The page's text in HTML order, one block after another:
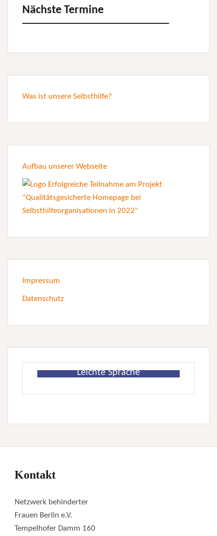
Nächste Termine
Was ist unsere Selbsthilfe?
Aufbau unserer Webseite
Impressum
Datenschutz
Leichte Sprache
Kontakt
Netzwerk behinderter
Frauen Berlin e.V.
Tempelhofer Damm 160